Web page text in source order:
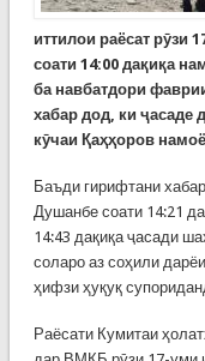
иттилои раёсат рӯзи
соати 14:00 дақиқа
ба навбатдори
хабар дод, ки ҷасаде
кӯчаи Қаҳҳоров
Баъди гирифтани
Душанбе соати 14:21
14:43 дақиқа ҷасади
соларо аз соҳили
ҳифзи ҳуқуқ
Раёсати Кумитаи